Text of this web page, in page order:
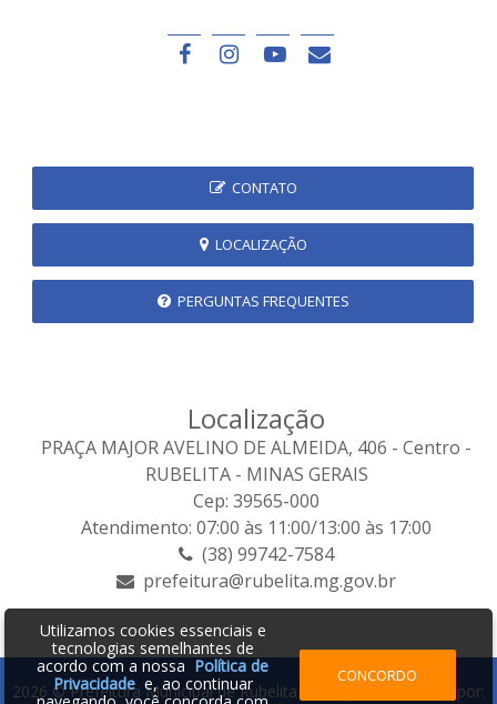
CONTATO
LOCALIZAÇÃO
PERGUNTAS FREQUENTES
Localização
PRAÇA MAJOR AVELINO DE ALMEIDA, 406 - Centro -
RUBELITA - MINAS GERAIS
Cep: 39565-000
Atendimento: 07:00 às 11:00/13:00 às 17:00
(38) 99742-7584
prefeitura@rubelita.mg.gov.br
2026 © Prefeitura Municipal de Rubelita - MG | Desenvolvido por:
Utilizamos cookies essenciais e
tecnologias semelhantes de
acordo com a nossa Política de
Privacidadee, ao continuar
CONCORDO